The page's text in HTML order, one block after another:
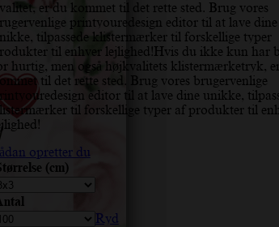
er du kommet til det rette sted. Brug vores
printyouredesign editor til at lave dine
tilpassede klistermærker til forskellige typer
til enhver lejlighed!Hvis du ikke kun har
hurtig, men også højkvalitets klistermærketryk,
til det rette sted. Brug vores brugervenlige
editor til at lave dine unikke,
til forskellige typer af produkter til
opretter du
(cm)
Ryd